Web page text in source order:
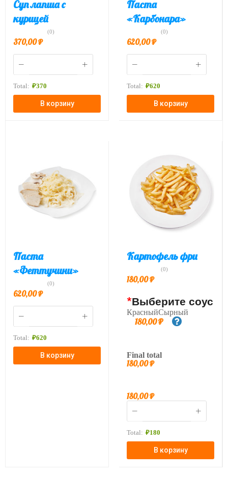
Суп лапша с
курицей
(0)
370,00₽
Total: ₽370
В корзину
Паста
«Карбонара»
(0)
620,00₽
Total: ₽620
В корзину
Паста
«Феттучини»
(0)
620,00₽
Total: ₽620
В корзину
Картофель фри
(0)
180,00₽
*Выберите соус
КрасныйСырный
180,00₽
Final total
180,00₽
180,00₽
Total: ₽180
В корзину